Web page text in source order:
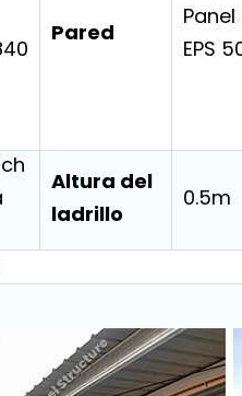
Pared
EPS
Altura del
ladrillo
0.5m